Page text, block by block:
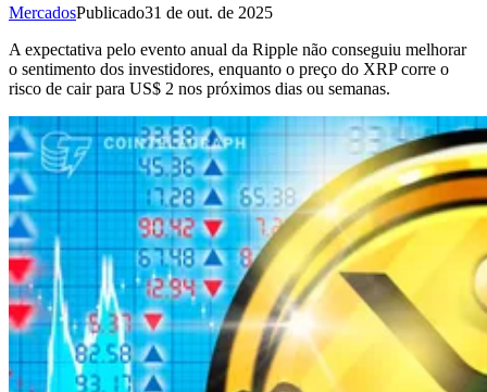
MercadosPublicado31 de out. de 2025
A expectativa pelo evento anual da Ripple não conseguiu melhorar
o sentimento dos investidores, enquanto o preço do XRP corre o
risco de cair para US$ 2 nos próximos dias ou semanas.